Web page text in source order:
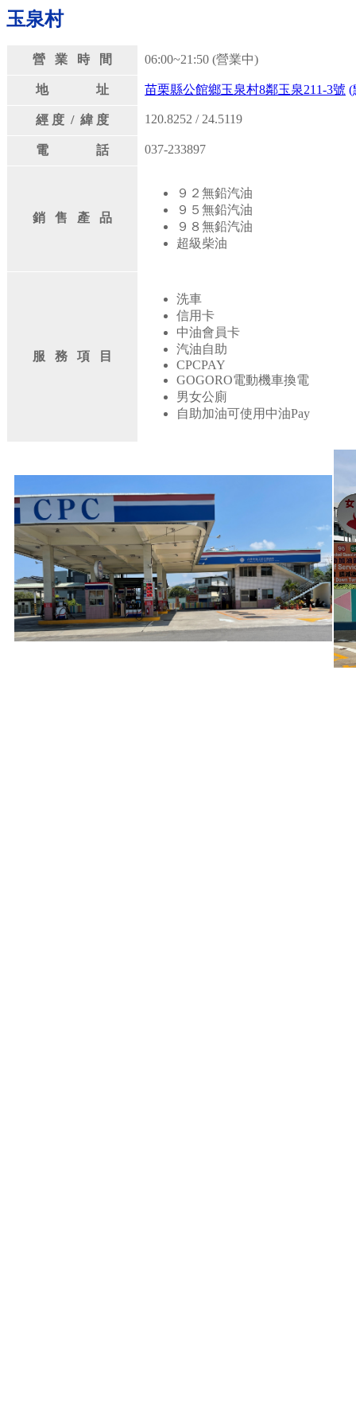
玉泉村
營 業 時 間 06:00~21:50 (營業中)
地 址 苗栗縣公館鄉玉泉村8鄰玉泉211-3號 (
經 度 / 緯 度 120.8252 / 24.5119
電 話 037-233897
銷 售 產 品
９２無鉛汽油
９５無鉛汽油
９８無鉛汽油
超級柴油
服 務 項 目
洗車
信用卡
中油會員卡
汽油自助
CPCPAY
GOGORO電動機車換電
男女公廁
自助加油可使用中油Pay